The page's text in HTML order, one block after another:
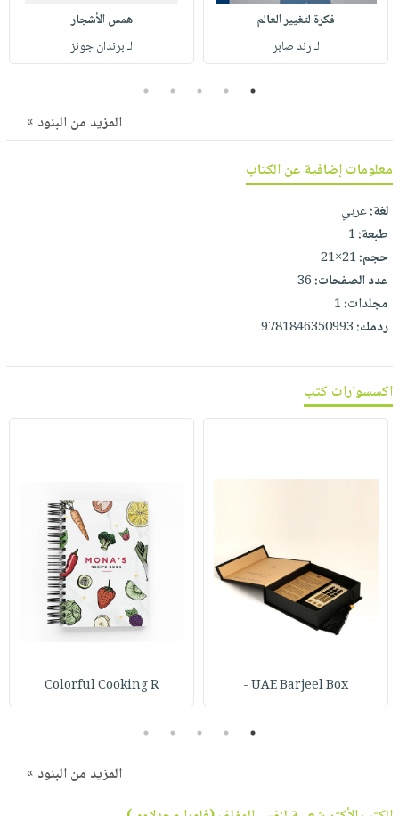
صابون
مناسبات
فيديوهات
يتكرر
نيل
وفرات
كتابك
تواصل
معنا
فكرة لتغيير العالم
لـ رند صابر
همس الأشجار
لـ برندان جونز
1
2
3
4
5
المزيد من البنود »
معلومات إضافية عن الكتاب
لغة:عربي
طبعة:1
حجم:21×21
عدد الصفحات:36
مجلدات:1
ردمك:9781846350993
اكسسوارات كتب
UAE Barjeel Box -
Colorful Cooking R
1
2
3
4
5
المزيد من البنود »